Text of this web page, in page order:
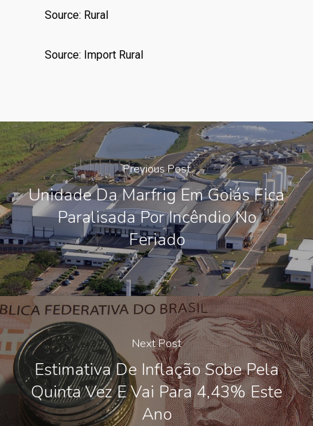
Source: Rural
Source: Import Rural
Previous Post
Unidade Da Marfrig Em Goiás Fica
Paralisada Por Incêndio No
Feriado
Next Post
Estimativa De Inflação Sobe Pela
Quinta Vez E Vai Para 4,43% Este
Ano